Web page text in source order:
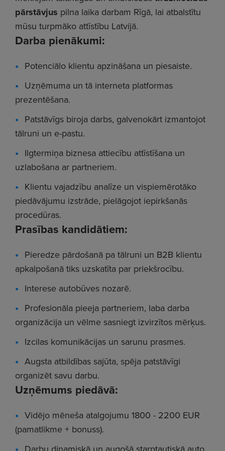
pārstāvjus pilna laika darbam Rīgā, lai atbalstītu
mūsu turpmāko attīstību Latvijā.
Prasības kandidātiem:
Pieredze pārdošanā pa tālruni un B2B klientu
apkalpošanā tiks uzskatīta par priekšrocību.
Interese autobūves nozarē.
Profesionāla pieeja partneriem, laba darba
organizācija un vēlme sasniegt izvirzītos mērķus.
Izcilas komunikācijas un sarunu prasmes.
Augsta atbildības sajūta, spēja patstāvīgi
organizēt savu darbu.
Uzņēmums piedāvā:
Vidējo mēneša atalgojumu 1800 - 2200 EUR
(pamatlikme + bonuss).
Darba pienākumi:
Potenciālo klientu apzināšana un piesaiste.
Uzņēmuma un tā interneta platformas
prezentēšana.
Patstāvīgs biroja darbs, galvenokārt izmantojot
tālruni un e-pastu.
Ilgtermiņa biznesa attiecību attīstīšana un
uzlabošana ar partneriem.
Klientu vajadzību analīze un vispiemērotāko
piedāvājumu izstrāde, pielāgojot iepirkšanās
procedūras.